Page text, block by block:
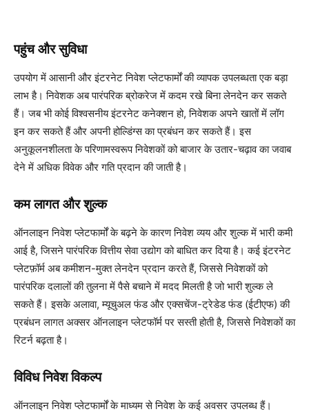
पहुंच और सुविधा
उपयोग में आसानी और इंटरनेट निवेश प्लेटफार्मों की व्यापक उपलब्धता एक बड़ा
लाभ है। निवेशक अब पारंपरिक ब्रोकरेज में कदम रखे बिना लेनदेन कर सकते
हैं। जब भी कोई विश्वसनीय इंटरनेट कनेक्शन हो, निवेशक अपने खातों में लॉग
इन कर सकते हैं और अपनी होल्डिंग्स का प्रबंधन कर सकते हैं। इस
अनुकूलनशीलता के परिणामस्वरूप निवेशकों को बाजार के उतार-चढ़ाव का जवाब
देने में अधिक विवेक और गति प्रदान की जाती है।
कम लागत और शुल्क
ऑनलाइन निवेश प्लेटफार्मों के बढ़ने के कारण निवेश व्यय और शुल्क में भारी कमी
आई है, जिसने पारंपरिक वित्तीय सेवा उद्योग को बाधित कर दिया है। कई इंटरनेट
प्लेटफ़ॉर्म अब कमीशन-मुक्त लेनदेन प्रदान करते हैं, जिससे निवेशकों को
पारंपरिक दलालों की तुलना में पैसे बचाने में मदद मिलती है जो भारी शुल्क ले
सकते हैं। इसके अलावा, म्यूचुअल फंड और एक्सचेंज-ट्रेडेड फंड (ईटीएफ) की
प्रबंधन लागत अक्सर ऑनलाइन प्लेटफॉर्म पर सस्ती होती है, जिससे निवेशकों का
रिटर्न बढ़ता है।
विविध निवेश विकल्प
ऑनलाइन निवेश प्लेटफार्मों के माध्यम से निवेश के कई अवसर उपलब्ध हैं।